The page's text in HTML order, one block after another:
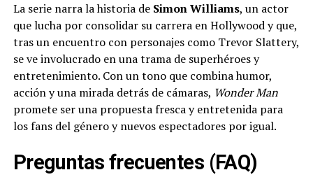
La serie narra la historia de Simon Williams, un actor
que lucha por consolidar su carrera en Hollywood y que,
tras un encuentro con personajes como Trevor Slattery,
se ve involucrado en una trama de superhéroes y
entretenimiento. Con un tono que combina humor,
acción y una mirada detrás de cámaras, Wonder Man
promete ser una propuesta fresca y entretenida para
los fans del género y nuevos espectadores por igual.
Preguntas frecuentes (FAQ)